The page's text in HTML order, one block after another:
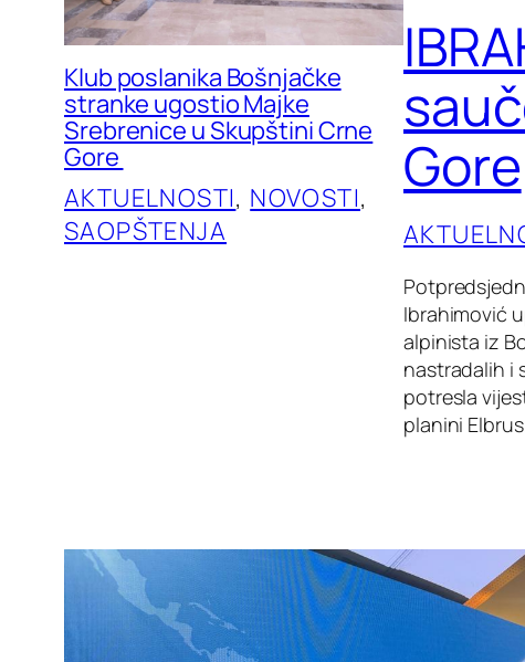
Klub poslanika Bošnjačke
stranke ugostio Majke
Srebrenice u Skupštini Crne
Gore
AKTUELNOSTI, NOVOSTI
SAOPŠTENJA
Gore
Ibrahimović
alpinista iz
nastradalih i
potresla
planini